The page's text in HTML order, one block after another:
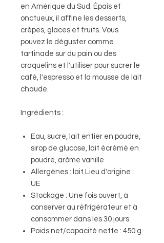
en Amérique du Sud. Épais et
onctueux, il affine les desserts,
crêpes, glaces et fruits. Vous
pouvez le déguster comme
tartinade sur du pain ou des
craquelins et l'utiliser pour sucrer le
café, l'espresso et la mousse de lait
chaude.
Ingrédients :
Eau, sucre, lait entier en poudre,
sirop de glucose, lait écrémé en
poudre, arôme vanille
Allergènes : lait Lieu d'origine :
UE
Stockage : Une fois ouvert, à
conserver au réfrigérateur et à
consommer dans les 30 jours.
Poids net/capacité nette : 450 g